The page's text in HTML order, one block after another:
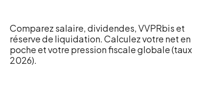
Comparez salaire, dividendes, VVPRbis et
réserve de liquidation. Calculez votre net en
poche et votre pression fiscale globale (taux
2026).